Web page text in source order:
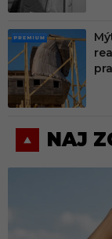
PRE
MIU
M
NAJ